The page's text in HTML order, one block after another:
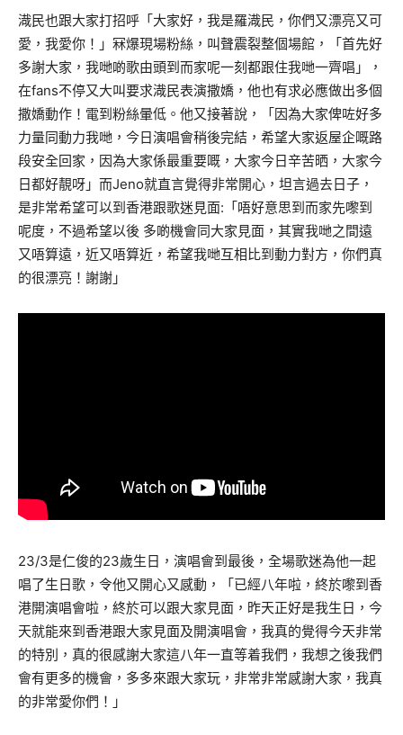
渽民也跟大家打招呼「大家好，我是羅渽民，你們又漂亮又可
愛，我愛你！」冧爆現場粉絲，叫聲震裂整個場館，「首先好
多謝大家，我哋啲歌由頭到而家呢一刻都跟住我哋一齊唱」，
在fans不停又大叫要求渽民表演撒嬌，他也有求必應做出多個
撒嬌動作！電到粉絲暈低。他又接著說，「因為大家俾咗好多
力量同動力我哋，今日演唱會稍後完結，希望大家返屋企嘅路
段安全回家，因為大家係最重要嘅，大家今日辛苦晒，大家今
日都好靚呀」而Jeno就直言覺得非常開心，坦言過去日子，
是非常希望可以到香港跟歌迷見面:「唔好意思到而家先嚟到
呢度，不過希望以後 多啲機會同大家見面，其實我哋之間遠
又唔算遠，近又唔算近，希望我哋互相比到動力對方，你們真
的很漂亮！謝謝」
23/3是仁俊的23歲生日，演唱會到最後，全場歌迷為他一起
唱了生日歌，令他又開心又感動，「已經八年啦，終於嚟到香
港開演唱會啦，終於可以跟大家見面，昨天正好是我生日，今
天就能來到香港跟大家見面及開演唱會，我真的覺得今天非常
的特別，真的很感謝大家這八年一直等着我們，我想之後我們
會有更多的機會，多多來跟大家玩，非常非常感謝大家，我真
的非常愛你們！」